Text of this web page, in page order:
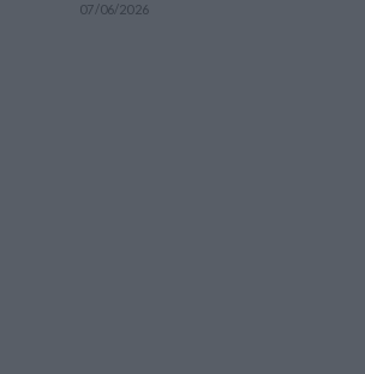
07/06/2026